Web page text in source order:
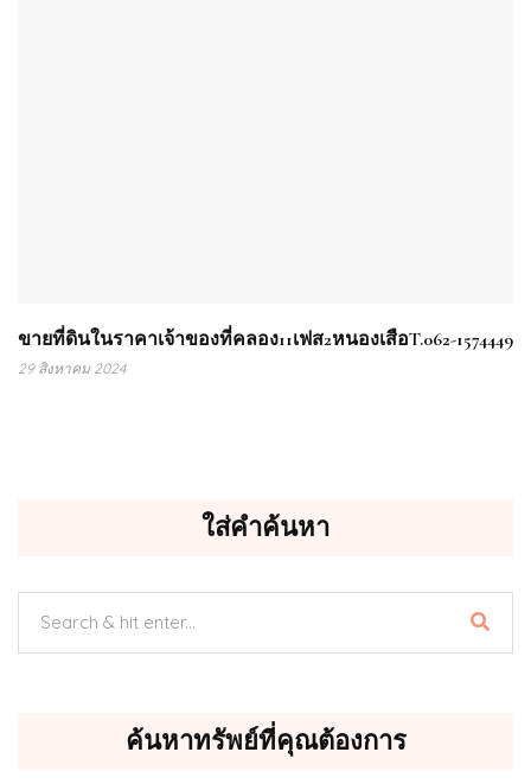
ขายที่ดินในราคาเจ้าของที่คลอง11เฟส2หนองเสือT.062-1574449
29 สิงหาคม 2024
ใส่คำค้นหา
ค้นหาทรัพย์ที่คุณต้องการ